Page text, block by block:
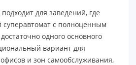
для заведений, где
с полноценным
одного основного
вариант для
и зон самообслуживания,